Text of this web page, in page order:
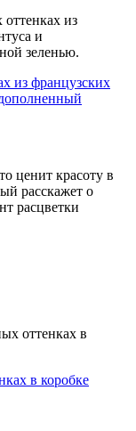
из французских
ценит красоту в
расскажет о
расцветки
в коробке